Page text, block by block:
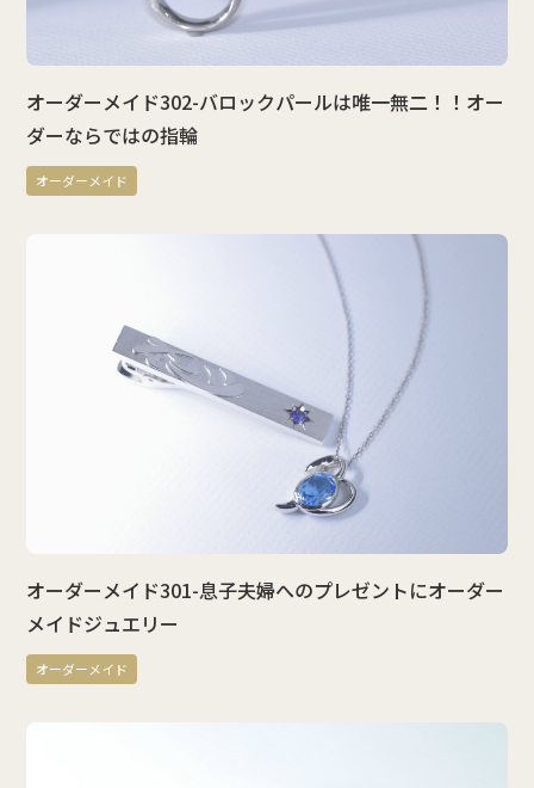
オーダーメイド302-バロックパールは唯一無二！！オー
ダーならではの指輪
オーダーメイド
オーダーメイド301-息子夫婦へのプレゼントにオーダー
メイドジュエリー
オーダーメイド